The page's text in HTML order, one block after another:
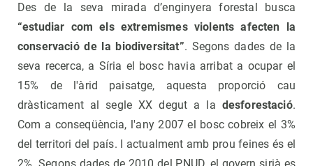
Des de la seva mirada d’enginyera forestal busca
“estudiar com els extremismes violents afecten la
conservació de la biodiversitat”. Segons dades de la
seva recerca, a Síria el bosc havia arribat a ocupar el
15% de l'àrid paisatge, aquesta proporció cau
dràsticament al segle XX degut a la desforestació.
Com a conseqüència, l'any 2007 el bosc cobreix el 3%
del territori del país. I actualment amb prou feines és el